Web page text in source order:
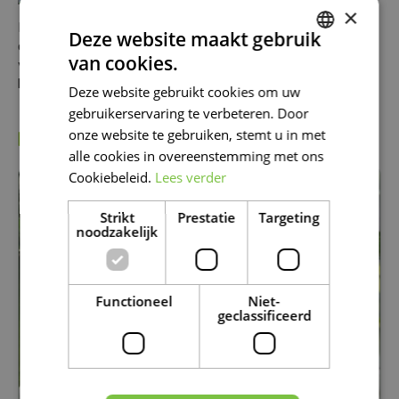
Kijk in ons tuincentrum in Moeskroen en De Panne meteen
ook naar de mooiste, nieuwe kamerplanten. Want je hebt
vast nog wel ergens een plekje voor een extra groene of
kleurrijk bloeiende huisgenoot.
KIJK OOK EENS NAAR DE VOLGENDE BERICHTEN:
×
Deze website maakt gebruik
van cookies.
Deze website gebruikt cookies om uw
gebruikerservaring te verbeteren. Door
onze website te gebruiken, stemt u in met
alle cookies in overeenstemming met ons
Cookiebeleid. Lees verder
Strikt
noodzakelijk
Prestatie Targeting
Functioneel
Niet-
geclassificeerd